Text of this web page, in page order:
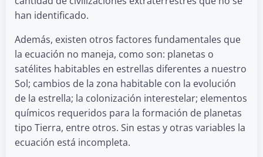
han identificado.
Además, existen otros factores fundamentales que
la ecuación no maneja, como son: planetas o
satélites habitables en estrellas diferentes a nuestro
Sol; cambios de la zona habitable con la evolución
de la estrella; la colonización interestelar; elementos
químicos requeridos para la formación de planetas
tipo Tierra, entre otros. Sin estas y otras variables la
ecuación está incompleta.